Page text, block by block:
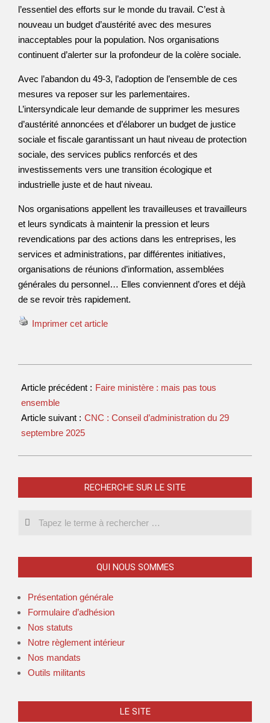
l’essentiel des efforts sur le monde du travail. C’est à
nouveau un budget d’austérité avec des mesures
inacceptables pour la population. Nos organisations
continuent d’alerter sur la profondeur de la colère sociale.
Avec l’abandon du 49-3, l’adoption de l’ensemble de ces
mesures va reposer sur les parlementaires.
L’intersyndicale leur demande de supprimer les mesures
d’austérité annoncées et d’élaborer un budget de justice
sociale et fiscale garantissant un haut niveau de protection
sociale, des services publics renforcés et des
investissements vers une transition écologique et
industrielle juste et de haut niveau.
Nos organisations appellent les travailleuses et travailleurs
et leurs syndicats à maintenir la pression et leurs
revendications par des actions dans les entreprises, les
services et administrations, par différentes initiatives,
organisations de réunions d’information, assemblées
générales du personnel… Elles conviennent d’ores et déjà
de se revoir très rapidement.
Imprimer cet article
Article précédent : Faire ministère : mais pas tous
ensemble
Article suivant : CNC : Conseil d’administration du 29
septembre 2025
RECHERCHE SUR LE SITE
QUI NOUS SOMMES
Présentation générale
Formulaire d’adhésion
Nos statuts
Notre règlement intérieur
Nos mandats
Outils militants
LE SITE